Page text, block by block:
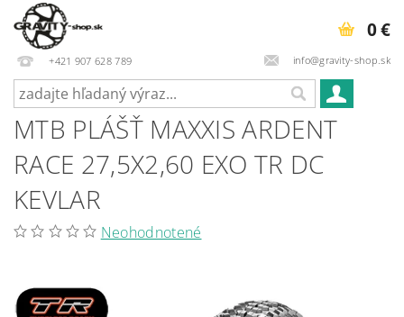
+421 907 628 789 info@gravity-shop.sk
0 €
MTB PLÁŠŤ MAXXIS ARDENT
RACE 27,5X2,60 EXO TR DC
KEVLAR
Neohodnotené